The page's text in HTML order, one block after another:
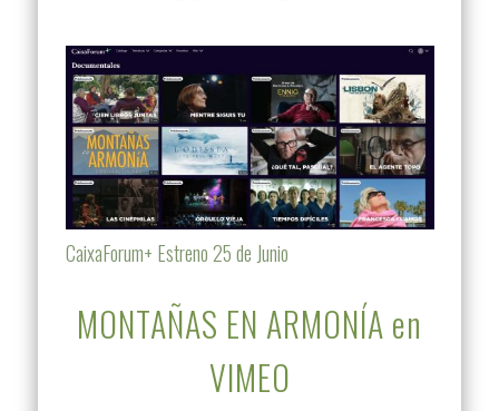
CaixaForum+ Estreno 25 de Junio
MONTAÑAS EN ARMONÍA en
VIMEO